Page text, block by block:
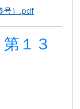
号）.pdf
１３